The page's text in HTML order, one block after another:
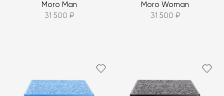
Moro Man
31 500 ₽
Moro Woman
31 500 ₽